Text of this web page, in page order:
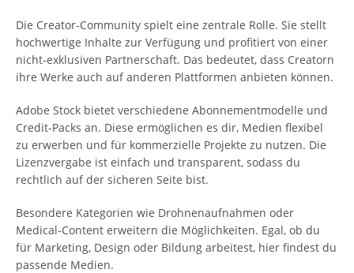
Die Creator-Community spielt eine zentrale Rolle. Sie stellt
hochwertige Inhalte zur Verfügung und profitiert von einer
nicht-exklusiven Partnerschaft. Das bedeutet, dass Creatorn
ihre Werke auch auf anderen Plattformen anbieten können.
Adobe Stock bietet verschiedene Abonnementmodelle und
Credit-Packs an. Diese ermöglichen es dir, Medien flexibel
zu erwerben und für kommerzielle Projekte zu nutzen. Die
Lizenzvergabe ist einfach und transparent, sodass du
rechtlich auf der sicheren Seite bist.
Besondere Kategorien wie Drohnenaufnahmen oder
Medical-Content erweitern die Möglichkeiten. Egal, ob du
für Marketing, Design oder Bildung arbeitest, hier findest du
passende Medien.